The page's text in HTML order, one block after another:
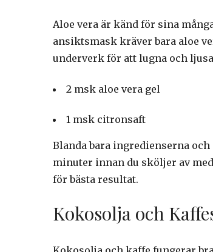
Aloe vera är känd för sina
ansiktsmask kräver bara aloe
underverk för att lugna och
2 msk aloe vera gel
1 msk citronsaft
Blanda bara ingredienserna
minuter innan du sköljer av
för bästa resultat.
Kokosolja och